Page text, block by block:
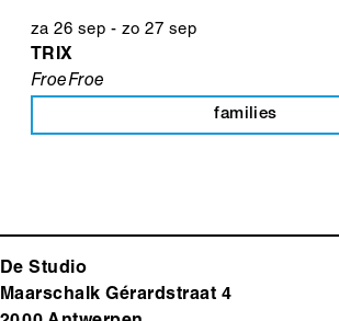
za 26 sep - zo 27 sep
TRIX
FroeFroe
families
De Studio
Maarschalk Gérardstraat 4